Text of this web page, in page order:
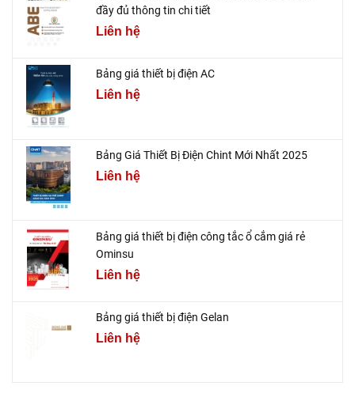
đầy đủ thông tin chi tiết
Liên hệ
Bảng giá thiết bị điện AC
Liên hệ
Bảng Giá Thiết Bị Điện Chint Mới Nhất 2025
Liên hệ
Bảng giá thiết bị điện công tắc ổ cắm giá rẻ
Ominsu
Liên hệ
Bảng giá thiết bị điện Gelan
Liên hệ